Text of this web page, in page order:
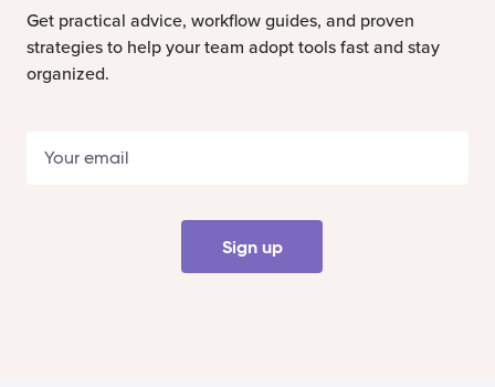
Get practical advice, workflow guides, and proven
strategies to help your team adopt tools fast and stay
organized.
Sign up